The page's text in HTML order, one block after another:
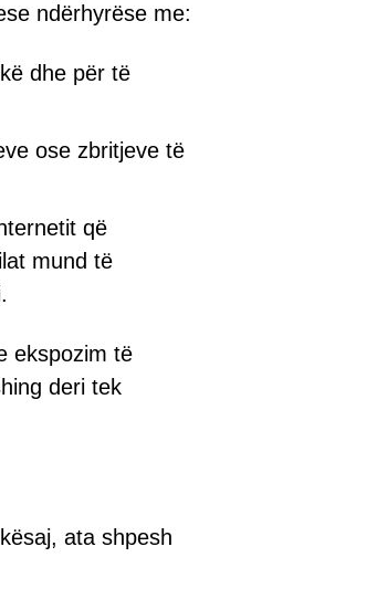
ndërhyrëse me:
dhe për të
ose zbritjeve të
që
mund të
ekspozim të
deri tek
ata shpesh